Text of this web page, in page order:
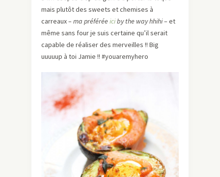
mais plutôt des sweets et chemises à
carreaux –ma préféréeiciby the way hhihi– et
même sans four je suis certaine qu’il serait
capable de réaliser des merveilles !! Big
uuuuup à toi Jamie !! #youaremyhero